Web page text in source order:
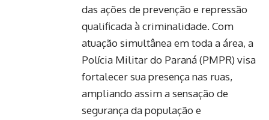
das ações de prevenção e repressão
qualificada à criminalidade. Com
atuação simultânea em toda a área, a
Polícia Militar do Paraná (PMPR) visa
fortalecer sua presença nas ruas,
ampliando assim a sensação de
segurança da população e